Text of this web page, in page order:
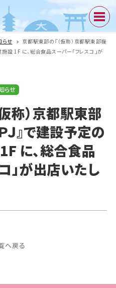
らせ
京都駅東部の『（仮称）京都駅東部複
設 1F に、総合食品スーパー「フレスコ」が
らせ
称）京都駅東部
』で建設予定の
に、総合食品
」が出店いたし
へ戻る